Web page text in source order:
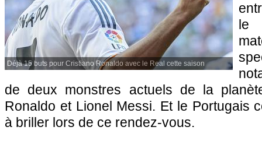
Déjà 15 buts pour Cristiano Ronaldo avec le Real cette saison
le
de deux monstres actuels de la
Ronaldo et Lionel Messi. Et le Portugais
à briller lors de ce rendez-vous.